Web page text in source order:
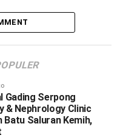
Gading Serpong
& Nephrology Clinic
Batu Saluran Kemih,